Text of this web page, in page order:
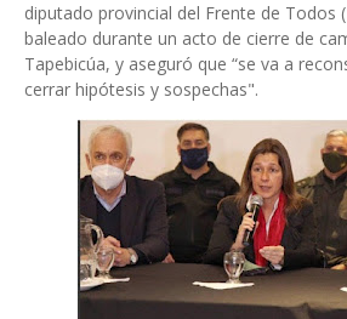
diputado provincial del Frente de Todos
baleado durante un acto de cierre de
Tapebicúa, y aseguró que “se va a
cerrar hipótesis y sospechas".